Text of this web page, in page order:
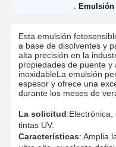
,
Esta emulsión
a base de disolventes y
alta precisión en la
propiedades de puente
inoxidableLa emulsión
espesor y ofrece una
durante los meses de
La solicitud
tintas UV.
Características: Amplia